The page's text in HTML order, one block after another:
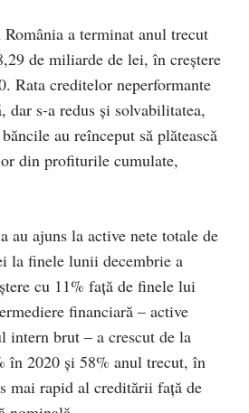
a terminat anul trecut
de miliarde de lei, în creștere
Rata creditelor neperformante
dar s-a redus și solvabilitatea,
au reînceput să plătească
din profiturile cumulate,
au ajuns la active nete totale de
la finele lunii decembrie a
cu 11% față de finele lui
financiară – active
intern brut – a crescut de la
în 2020 și 58% anul trecut, în
mai rapid al creditării față de